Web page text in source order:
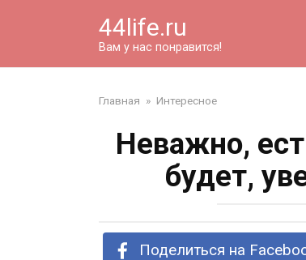
44life.ru
Вам у нас понравится!
Главная » Интересное
Неважно,
будет,
Поделиться на